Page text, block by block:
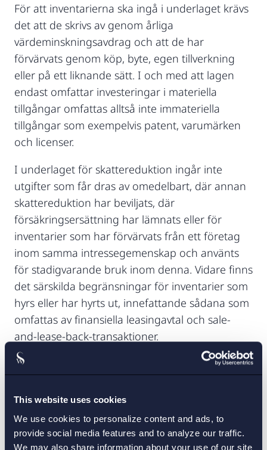
This website uses cookies
We use cookies to personalize content and ads, to
provide social media features and to analyze our traffic.
We may also share information about your use of our site
För att inventarierna ska ingå i underlaget krävs
det att de skrivs av genom årliga
värdeminskningsavdrag och att de har
förvärvats genom köp, byte, egen tillverkning
eller på ett liknande sätt. I och med att lagen
endast omfattar investeringar i materiella
tillgångar omfattas alltså inte immateriella
tillgångar som exempelvis patent, varumärken
och licenser.
I underlaget för skattereduktion ingår inte
utgifter som får dras av omedelbart, där annan
skattereduktion har beviljats, där
försäkringsersättning har lämnats eller för
inventarier som har förvärvats från ett företag
inom samma intressegemenskap och använts
för stadigvarande bruk inom denna. Vidare finns
det särskilda begränsningar för inventarier som
hyrs eller har hyrts ut, innefattande sådana som
omfattas av finansiella leasingavtal och sale-
and-lease-back-transaktioner.
Begäran om skattereduktion kan göras det
december 2022 eller senare och underlaget
omfattar endast inventarier som fortfarande
tillhör näringsverksamheten vid utgången av
detta beskattningsår. Om företaget har